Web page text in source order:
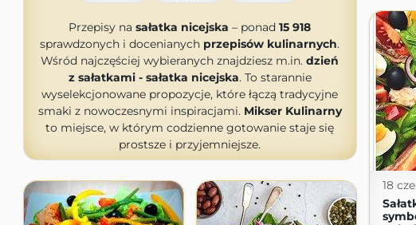
Przepisy na sałatka nicejska – ponad 15 918
sprawdzonych i docenianych przepisów kulinarnych.
Wśród najczęściej wybieranych znajdziesz m.in. dzień
z sałatkami - sałatka nicejska. To starannie
wyselekcjonowane propozycje, które łączą tradycyjne
smaki z nowoczesnymi inspiracjami. Mikser Kulinarny
to miejsce, w którym codzienne gotowanie staje się
prostsze i przyjemniejsze.
18